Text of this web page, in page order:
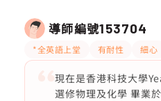
導師編號153704
*全英語上堂 有耐性 細心
現在是香港科技大學
選修物理及化學 畢業